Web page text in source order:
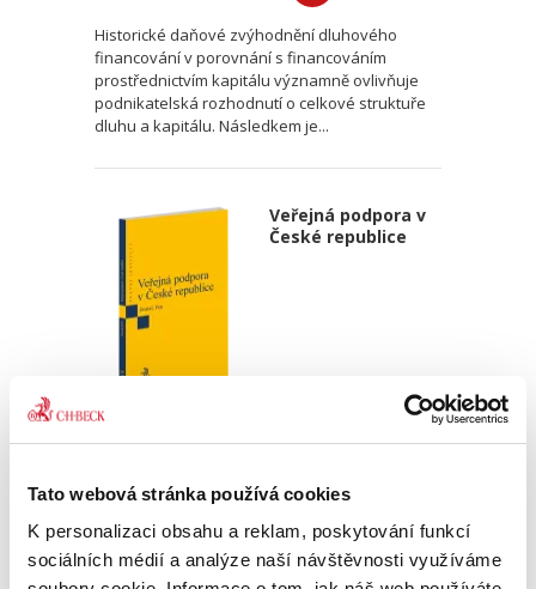
Tato webová stránka používá cookies
K personalizaci obsahu a reklam, poskytování funkcí
sociálních médií a analýze naší návštěvnosti využíváme
Historické daňové zvýhodnění dluhového
financování v porovnání s financováním
prostřednictvím kapitálu významně ovlivňuje
podnikatelská rozhodnutí o celkové struktuře
dluhu a kapitálu. Následkem je...
Veřejná podpora v
České republice
340,00 Kč
Monografie pojímá uceleným způsobem
problematiku veřejné podpory, které je, přes
její zásadní význam pro právní i ekonomickou